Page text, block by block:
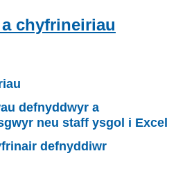
chyfrineiriau
defnyddwyr a
neu staff ysgol i Excel
defnyddiwr